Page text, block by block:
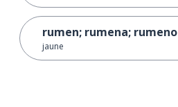
rumen; rumena; rumeno
jaune